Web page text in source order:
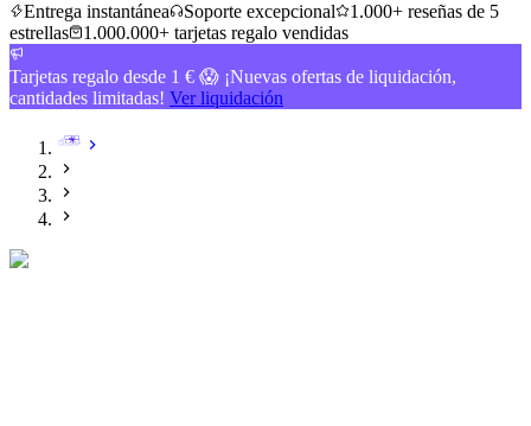
Entrega instantánea
Soporte excepcional
1.000+ reseñas de 5
estrellas
1.000.000+ tarjetas regalo vendidas
Tarjetas regalo desde 1 € 😱 ¡Nuevas ofertas de liquidación,
cantidades limitadas! Ver liquidación